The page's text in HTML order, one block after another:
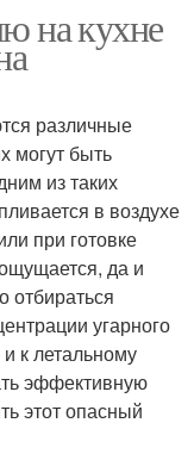
на кухне
различные
могут быть
из таких
в воздухе
при готовке
да и
отбираться
угарного
к летальному
эффективную
этот опасный